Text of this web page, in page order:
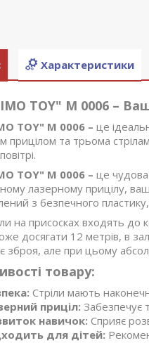
Характеристики
TOY" M 0006 –
TOY" M 0006 – це
прицілом та трьома
TOY" M 0006 – це чудова
лазерному прицілу,
з безпечного
на присосках входять до
досягати 12 метрів, в
зброя, але при цьому
товару:
Стріли мають
приціл: Забезпечує
навичок: Сприяє
для дітей: